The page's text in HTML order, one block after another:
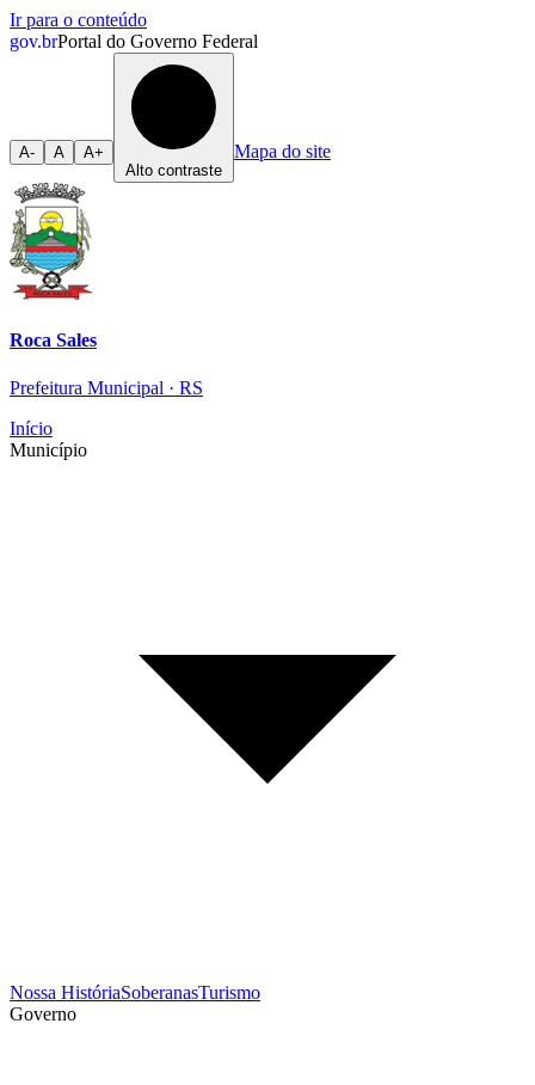
Ir para o conteúdo
gov.brPortal do Governo Federal
A- A
A+
Alto contraste
Mapa do site
Roca Sales
Prefeitura Municipal · RS
Início
Município
Nossa HistóriaSoberanasTurismo
Governo